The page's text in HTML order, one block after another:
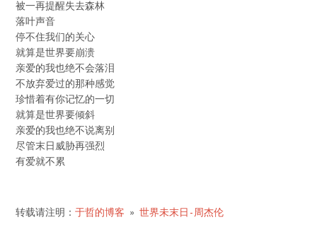
被一再提醒失去森林
落叶声音
停不住我们的关心
就算是世界要崩溃
亲爱的我也绝不会落泪
不放弃爱过的那种感觉
珍惜着有你记忆的一切
就算是世界要倾斜
亲爱的我也绝不说离别
尽管末日威胁再强烈
有爱就不累
转载请注明：于哲的博客 »世界未末日-周杰伦